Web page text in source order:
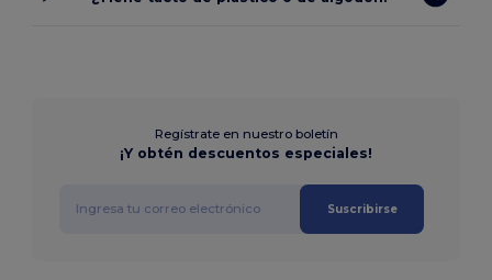
Regístrate en nuestro boletín
¡Y obtén descuentos especiales!
Suscribirse